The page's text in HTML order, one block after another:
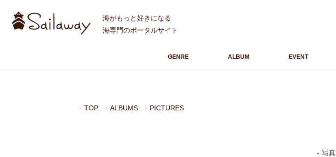
海がもっと好きになる
海専門のポータルサイト
GENRE ALBUM EVENT
TOP ALBUMS PICTURES
写真